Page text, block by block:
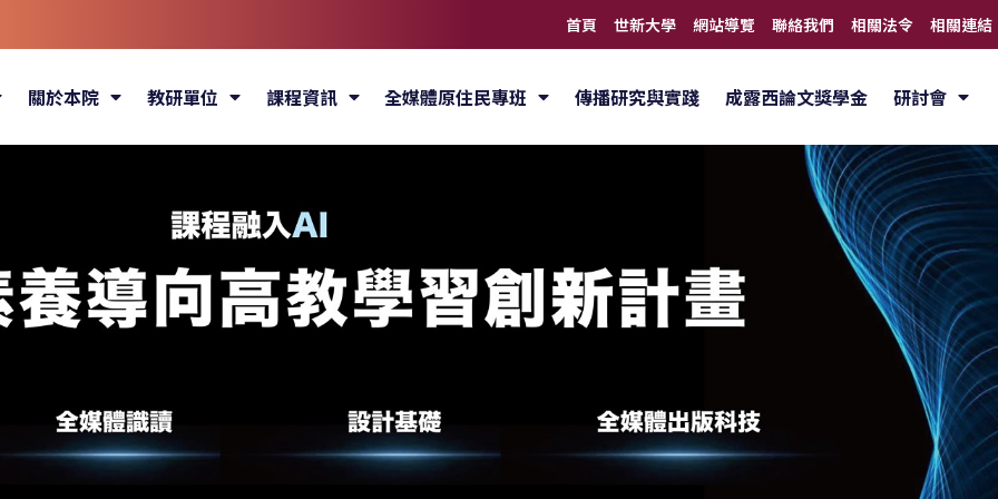
首頁 世新大學 網站導覽 聯絡我們 相關法令 相關連結
關於本院 教研單位 課程資訊 全媒體原住民專班 傳播研究與實踐 成露西論文獎學金 研討會